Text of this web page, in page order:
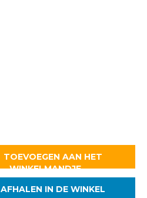
TOEVOEGEN AAN HET
WINKELMANDJE
AFHALEN IN DE WINKEL